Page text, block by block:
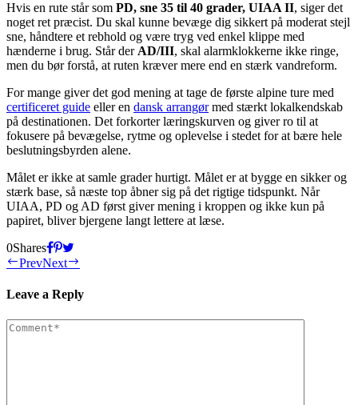
Hvis en rute står som PD, sne 35 til 40 grader, UIAA II, siger det
noget ret præcist. Du skal kunne bevæge dig sikkert på moderat stejl
sne, håndtere et rebhold og være tryg ved enkel klippe med
hænderne i brug. Står der AD/III, skal alarmklokkerne ikke ringe,
men du bør forstå, at ruten kræver mere end en stærk vandreform.
For mange giver det god mening at tage de første alpine ture med
certificeret guide eller en dansk arrangørmed stærkt lokalkendskab
på destinationen. Det forkorter læringskurven og giver ro til at
fokusere på bevægelse, rytme og oplevelse i stedet for at bære hele
beslutningsbyrden alene.
Målet er ikke at samle grader hurtigt. Målet er at bygge en sikker og
stærk base, så næste top åbner sig på det rigtige tidspunkt. Når
UIAA, PD og AD først giver mening i kroppen og ikke kun på
papiret, bliver bjergene langt lettere at læse.
0Shares
PrevNext
Leave a Reply